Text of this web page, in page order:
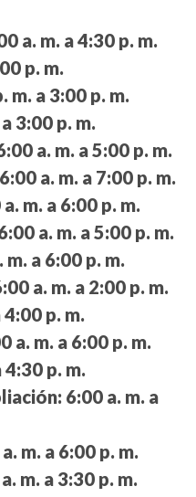
a. m. a 4:30 p. m.
p. m.
m. a 3:00 p. m.
3:00 p. m.
a. m. a 5:00 p. m.
6:00 a. m. a 7:00 p. m.
m. a 6:00 p. m.
a. m. a 5:00 p. m.
m. a 6:00 p. m.
a. m. a 2:00 p. m.
4:00 p. m.
a. m. a 6:00 p. m.
4:30 p. m.
6:00 a. m. a
m. a 6:00 p. m.
m. a 3:30 p. m.